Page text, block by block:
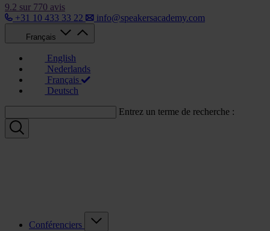
9.2 sur 770 avis
+31 10 433 33 22
info@speakersacademy.com
Français
English
Nederlands
Français
Deutsch
Entrez un terme de recherche :
Conférenciers